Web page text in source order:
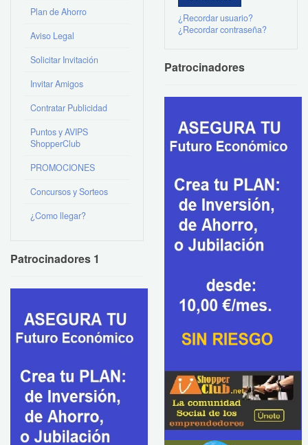
Plan de Ahorro
Aviso Legal
Solicitar Invitación
Invitar Amigos
Contratar Publicidad
Puntos y AVIPS
ShopperClub
PROMOCIONES
Concursos y Sorteos
¿Como llegar?
Patrocinadores 1
¿Recordar usuario?
¿Recordar contraseña?
Patrocinadores